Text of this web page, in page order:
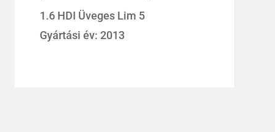
1.6 HDI Üveges Lim 5
Gyártási év: 2013